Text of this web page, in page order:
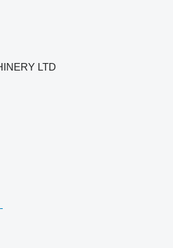
LTD